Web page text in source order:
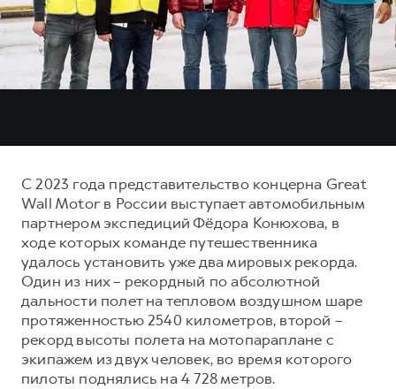
DARGO
от 3 199 000 ₽
DARGO X
от 3 499 000 ₽
от 2 899 000 ₽
F7X
от 3 599 000 ₽
POER
от 3 449 000 ₽
Тест-драйв
Трейд-ин
Кредитный калькулятор
Кредит
КОРПОРАТИВНЫМ КЛИЕНТАМ
Для малого бизнеса
Корпоративным клиентам
Крупным корпоративным клиентам
Система управления автопарком
СЕРВИСНОЕ ОБСЛУЖИВАНИЕ
Нулевое ТО
Программа «Помощь на дороге»
Электронный ПТС
ПОДДЕРЖКА
GWM Безопасность
Гарантия HAVAL
Мобильное приложение GWM
Программа «HAVAL Защита+»
Руководства по эксплуатации
Подписки
О дилере
Контакты
С 2023 года представительство концерна Great
Wall Motor в России выступает автомобильным
партнером экспедиций Фёдора Конюхова, в
ходе которых команде путешественника
удалось установить уже два мировых рекорда.
Один из них – рекордный по абсолютной
дальности полет на тепловом воздушном шаре
протяженностью 2540 километров, второй –
рекорд высоты полета на мотопараплане с
экипажем из двух человек, во время которого
пилоты поднялись на 4 728 метров.